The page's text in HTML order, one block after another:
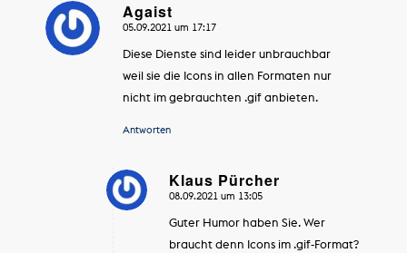
Agaist
sagte:
05.09.2021 um 17:17
Diese Dienste sind leider unbrauchbar
weil sie die Icons in allen Formaten nur
nicht im gebrauchten .gif anbieten.
Antworten
Klaus Pürcher
sagte:
08.09.2021 um 13:05
Guter Humor haben Sie. Wer
braucht denn Icons im .gif-Format?